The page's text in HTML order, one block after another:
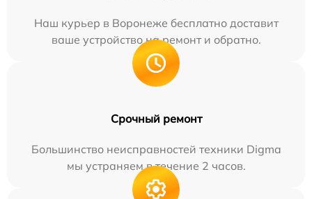
Наш курьер в Воронеже бесплатно доставит
ваше устройство на ремонт и обратно.
Срочный ремонт
Большинство неисправностей техники Digma
мы устраняем в течение 2 часов.